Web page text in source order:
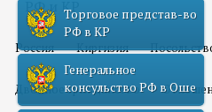
РФ и КР
Россия Киргизия
Двойное гражданство
Торговое представ-во
РФ в КР
Генеральное
консульство РФ в Оше